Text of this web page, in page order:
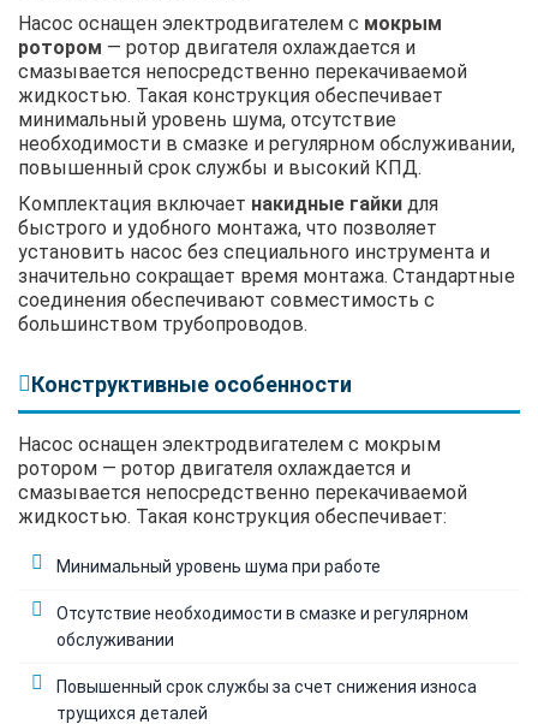
Насос оснащен электродвигателем с мокрым
ротором — ротор двигателя охлаждается и
смазывается непосредственно перекачиваемой
жидкостью. Такая конструкция обеспечивает
минимальный уровень шума, отсутствие
необходимости в смазке и регулярном обслуживании,
повышенный срок службы и высокий КПД.
Комплектация включает накидные гайки для
быстрого и удобного монтажа, что позволяет
установить насос без специального инструмента и
значительно сокращает время монтажа. Стандартные
соединения обеспечивают совместимость с
большинством трубопроводов.
Конструктивные особенности
Насос оснащен электродвигателем с мокрым
ротором — ротор двигателя охлаждается и
смазывается непосредственно перекачиваемой
жидкостью. Такая конструкция обеспечивает:
Минимальный уровень шума при работе
Отсутствие необходимости в смазке и регулярном
обслуживании
Повышенный срок службы за счет снижения износа
трущихся деталей